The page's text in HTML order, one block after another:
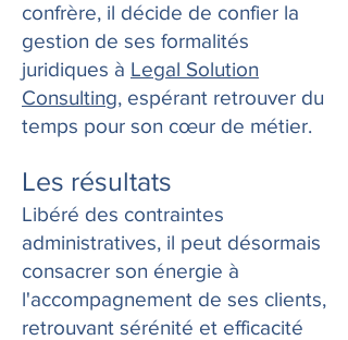
confrère, il décide de confier la
gestion de ses formalités
juridiques à Legal Solution
Consulting, espérant retrouver du
temps pour son cœur de métier.
Les résultats
Libéré des contraintes
administratives, il peut désormais
consacrer son énergie à
l'accompagnement de ses clients,
retrouvant sérénité et efficacité